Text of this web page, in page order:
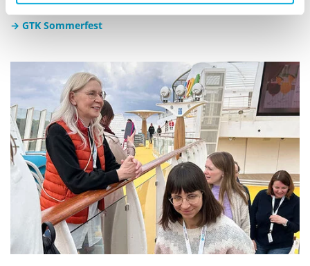
zusammen feiern.
→ GTK Sommerfest